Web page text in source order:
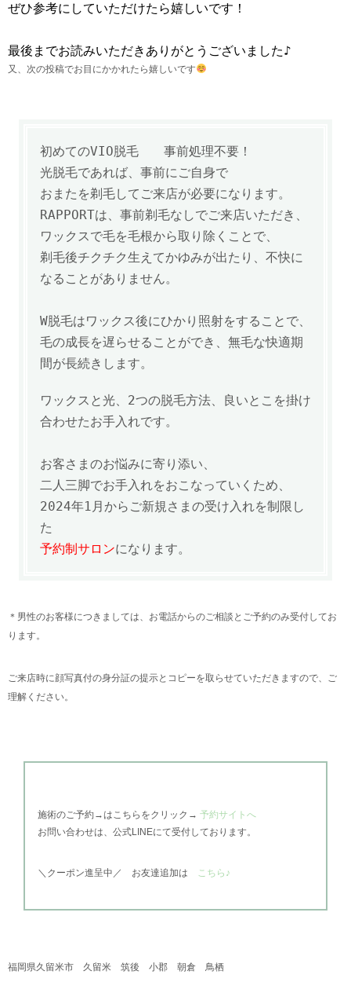
ぜひ参考にしていただけたら嬉しいです！
最後までお読みいただきありがとうございました♪
又、次の投稿でお目にかかれたら嬉しいです
初めてのVIO脱毛 事前処理不要！
光脱毛であれば、事前にご自身で
おまたを剃毛してご来店が必要になります。
RAPPORTは、事前剃毛なしでご来店いただき、
ワックスで毛を毛根から取り除くことで、
剃毛後チクチク生えてかゆみが出たり、不快に
なることがありません。
W脱毛はワックス後にひかり照射をすることで、
毛の成長を遅らせることができ、 無毛な快適期
間が長続きします。
ワックスと光、2つの脱毛方法、良いとこを掛け
合わせたお手入れです。
お客さまのお悩みに寄り添い、
二人三脚でお手入れをおこなっていくため、
2024年1月からご新規さまの受け入れを制限し
た
予約制サロンになります。
＊男性のお客様につきましては、お電話からのご相談とご予約のみ受付してお
ります。
ご来店時に顔写真付の身分証の提示とコピーを取らせていただきますので、ご
理解ください。
施術のご予約→はこちらをクリック→ 予約サイトへ
お問い合わせは、公式LINEにて受付しております。
＼ クーポン進呈中／ お友達追加は こちら♪
福岡県久留米市 久留米 筑後 小郡 朝倉 鳥栖